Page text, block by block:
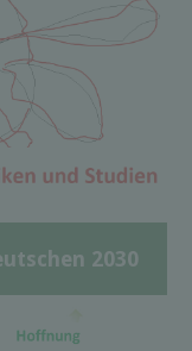
2030